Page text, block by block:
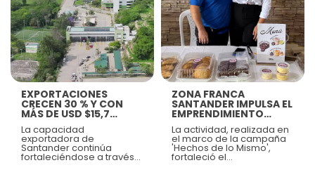
Ver más
EXPORTACIONES
CRECEN 30 % Y CON
MÁS DE USD $15,7
MILLONES,
ZFSANTANDER
REAFIRMA SU
LIDERAZGO EN
COMERCIO EXTERIOR
La capacidad
exportadora de
Santander continúa
fortaleciéndose a través
Ver más
ZONA FRANCA
SANTANDER IMPULSA EL
EMPRENDIMIENTO
COMO ESTRATEGIA
PARA FORTALECER EL
TEJIDO EMPRESARIAL
REGIONAL
La actividad, realizada en
el marco de la campaña
'Hechos de lo Mismo',
fortaleció el